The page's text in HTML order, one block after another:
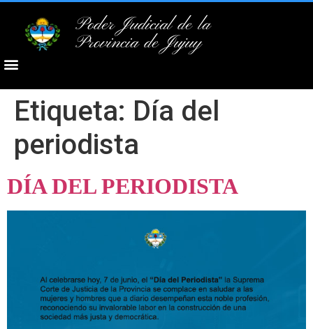
Poder Judicial de la
Provincia de Jujuy
Etiqueta: Día del
periodista
DÍA DEL PERIODISTA